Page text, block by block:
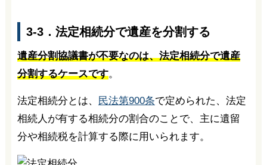
3-3．法定相続分で遺産を分割する
遺産分割協議書が不要なのは、法定相続分で遺産
分割するケースです。
法定相続分とは、 民法第900条で定められた、法定
相続人が有する相続分の割合のことで、主に遺留
分や相続税を計算する際に用いられます。